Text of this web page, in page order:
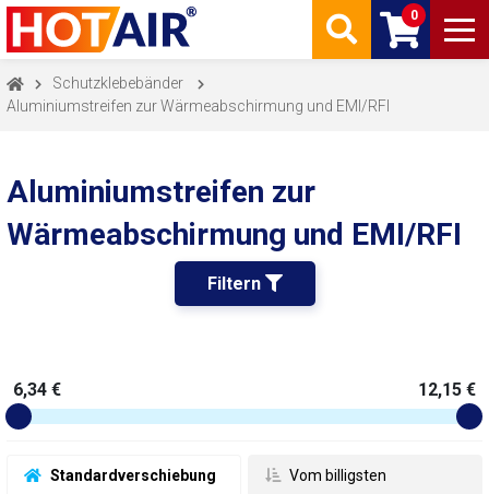
0
Schutzklebebänder
Aluminiumstreifen zur Wärmeabschirmung und EMI/RFI
Aluminiumstreifen zur
Wärmeabschirmung und EMI/RFI
Filtern
Standardverschiebung Vom billigsten
6,34 € 12,15 €